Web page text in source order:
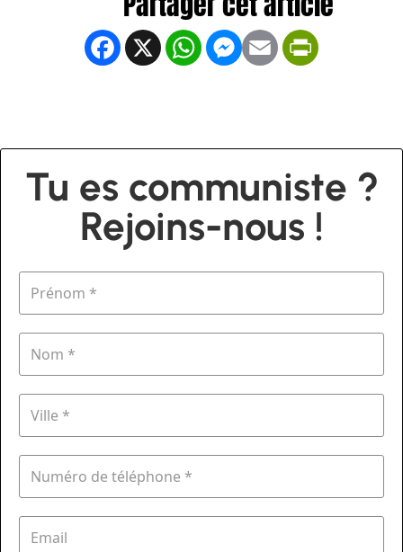
Facebook
X WhatsApp
Messenger
Email
Tu es communiste ?
Rejoins-nous !